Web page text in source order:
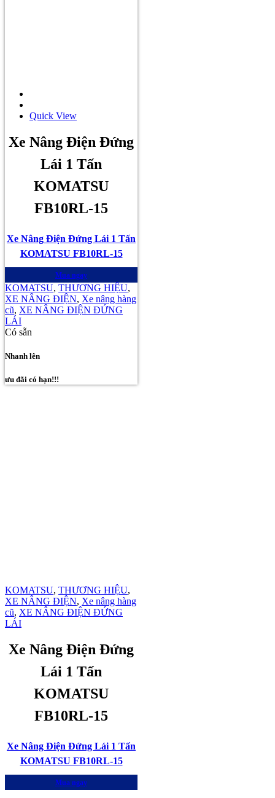
Quick View
Xe Nâng Điện Đứng
Lái 1 Tấn
KOMATSU
FB10RL-15
Xe Nâng Điện Đứng Lái 1 Tấn
KOMATSU FB10RL-15
Mua ngay
KOMATSU, THƯƠNG HIỆU,
XE NÂNG ĐIỆN, Xe nâng hàng
cũ, XE NÂNG ĐIỆN ĐỨNG
LÁI
Có sẵn
Nhanh lên
ưu đãi có hạn!!!
KOMATSU, THƯƠNG HIỆU,
XE NÂNG ĐIỆN, Xe nâng hàng
cũ, XE NÂNG ĐIỆN ĐỨNG
LÁI
Xe Nâng Điện Đứng
Lái 1 Tấn
KOMATSU
FB10RL-15
Xe Nâng Điện Đứng Lái 1 Tấn
KOMATSU FB10RL-15
Mua ngay